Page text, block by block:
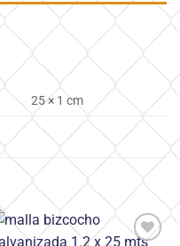
25 × 1 cm